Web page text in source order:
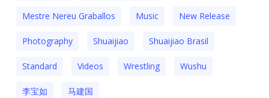
Mestre Nereu Graballos Music New Release
Photography Shuaijiao Shuaijiao Brasil
Standard Videos Wrestling Wushu
李宝如 马建国